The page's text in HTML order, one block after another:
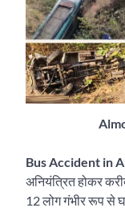
Bus Accident in
अनियंत्रित होकर
12 लोग गंभीर रूप से